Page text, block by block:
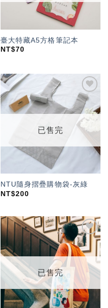
臺大特藏A5方格筆記本
NT$70
加入
「願
望輕
單」
已售完
NTU隨身摺疊購物袋-灰綠
NT$200
加入
「願
望輕
單」
已售完